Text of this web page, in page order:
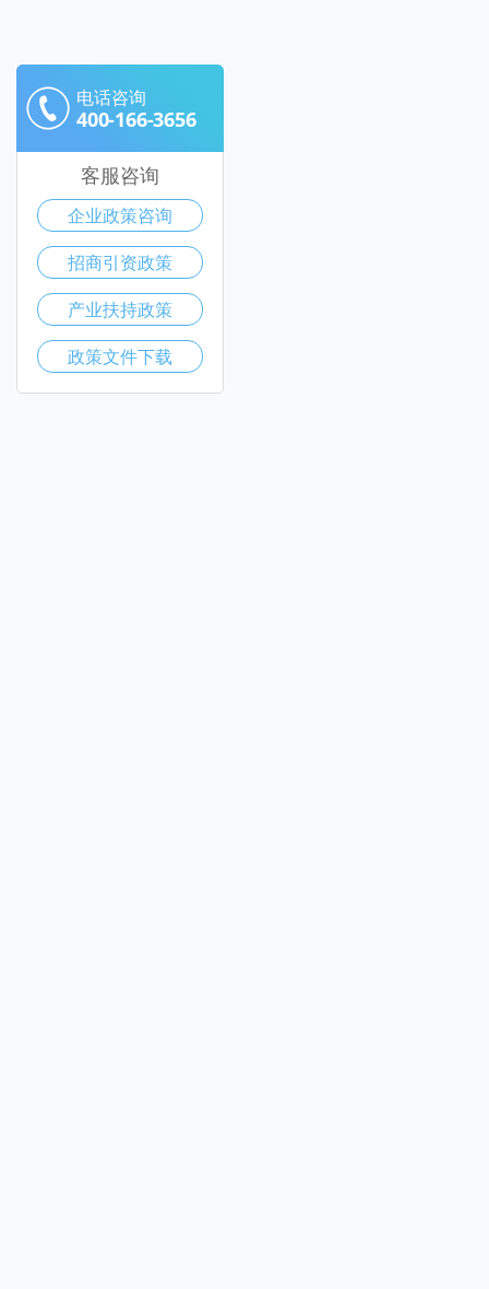
电话咨询
400-166-3656
客服咨询
企业政策咨询
招商引资政策
产业扶持政策
政策文件下载